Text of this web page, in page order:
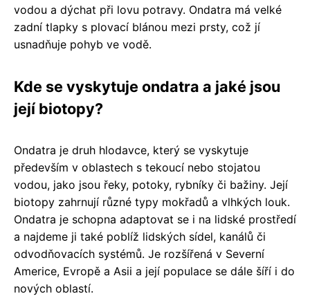
vodou a dýchat při lovu potravy. Ondatra má velké
zadní tlapky s plovací blánou mezi prsty, což jí
usnadňuje pohyb ve vodě.
Kde se vyskytuje ondatra a jaké jsou
její biotopy?
Ondatra je druh hlodavce, který se vyskytuje
především v oblastech s tekoucí nebo stojatou
vodou, jako jsou řeky, potoky, rybníky či bažiny. Její
biotopy zahrnují různé typy mokřadů a vlhkých louk.
Ondatra je schopna adaptovat se i na lidské prostředí
a najdeme ji také poblíž lidských sídel, kanálů či
odvodňovacích systémů. Je rozšířená v Severní
Americe, Evropě a Asii a její populace se dále šíří i do
nových oblastí.